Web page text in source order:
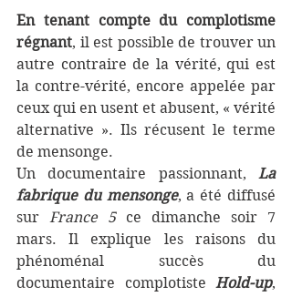
En tenant compte du complotisme
régnant, il est possible de trouver un
autre contraire de la vérité, qui est
la contre-vérité, encore appelée par
ceux qui en usent et abusent, « vérité
alternative ». Ils récusent le terme
de mensonge.
Un documentaire passionnant, La
fabrique du mensonge, a été diffusé
sur France 5 ce dimanche soir 7
mars. Il explique les raisons du
phénoménal succès du
documentaire complotiste Hold-up,